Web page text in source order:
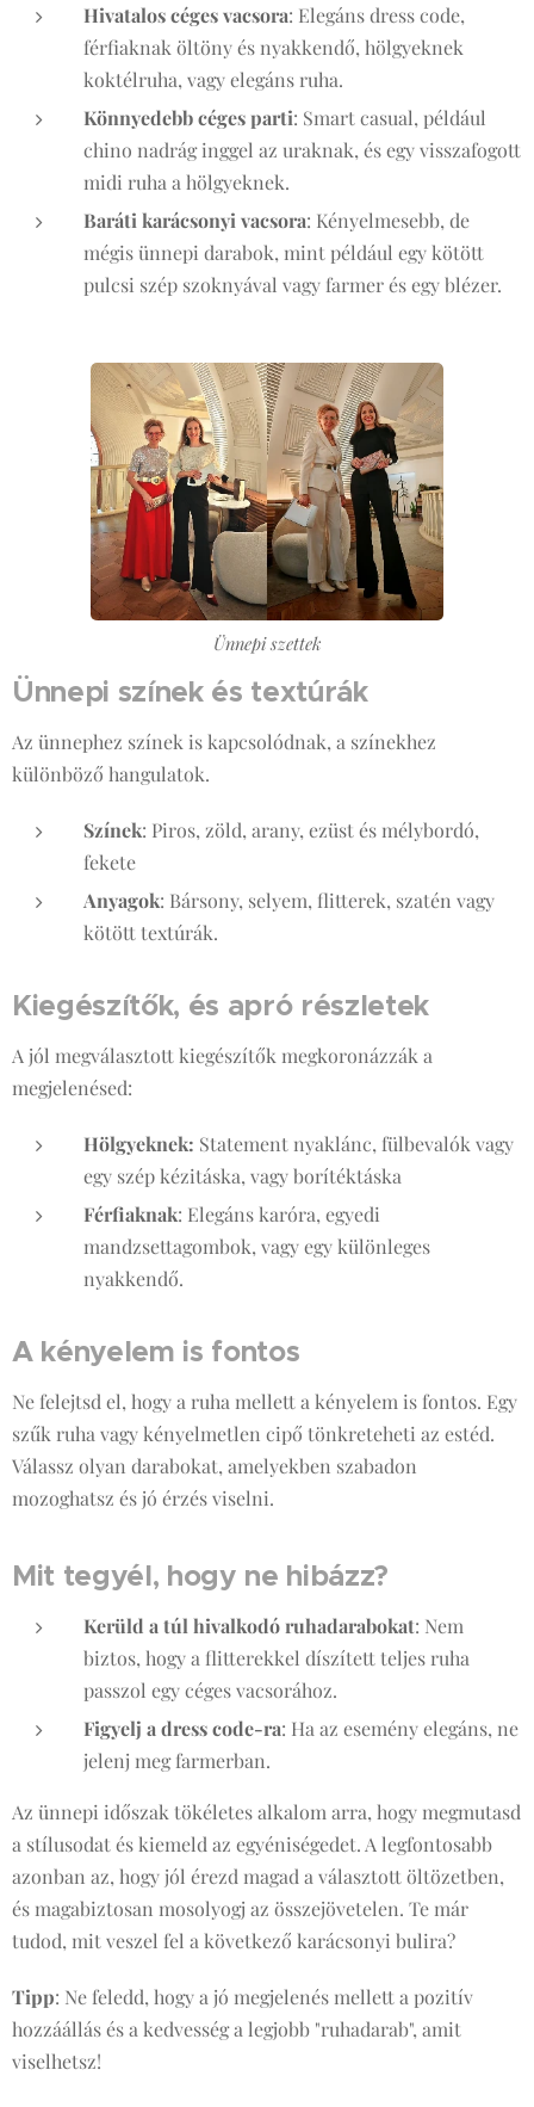
Hivatalos céges vacsora: Elegáns dress code,
férfiaknak öltöny és nyakkendő, hölgyeknek
koktélruha, vagy elegáns ruha.
Könnyedebb céges parti: Smart casual, például
chino nadrág inggel az uraknak, és egy visszafogott
midi ruha a hölgyeknek.
Baráti karácsonyi vacsora: Kényelmesebb, de
mégis ünnepi darabok, mint például egy kötött
pulcsi szép szoknyával vagy farmer és egy blézer.
Ünnepi szettek
Ünnepi színek és textúrák
Az ünnephez színek is kapcsolódnak, a színekhez
különböző hangulatok.
Színek: Piros, zöld, arany, ezüst és mélybordó,
fekete
Anyagok: Bársony, selyem, flitterek, szatén vagy
kötött textúrák.
Kiegészítők, és apró részletek
A jól megválasztott kiegészítők megkoronázzák a
megjelenésed:
Hölgyeknek: Statement nyaklánc, fülbevalók vagy
egy szép kézitáska, vagy borítéktáska
Férfiaknak: Elegáns karóra, egyedi
mandzsettagombok, vagy egy különleges
nyakkendő.
A kényelem is fontos
Ne felejtsd el, hogy a ruha mellett a kényelem is fontos. Egy
szűk ruha vagy kényelmetlen cipő tönkreteheti az estéd.
Válassz olyan darabokat, amelyekben szabadon
mozoghatsz és jó érzés viselni.
Mit tegyél, hogy ne hibázz?
Kerüld a túl hivalkodó ruhadarabokat: Nem
biztos, hogy a flitterekkel díszített teljes ruha
passzol egy céges vacsorához.
Figyelj a dress code-ra: Ha az esemény elegáns, ne
jelenj meg farmerban.
Az ünnepi időszak tökéletes alkalom arra, hogy megmutasd
a stílusodat és kiemeld az egyéniségedet. A legfontosabb
azonban az, hogy jól érezd magad a választott öltözetben,
és magabiztosan mosolyogj az összejövetelen. Te már
tudod, mit veszel fel a következő karácsonyi bulira?
Tipp: Ne feledd, hogy a jó megjelenés mellett a pozitív
hozzáállás és a kedvesség a legjobb "ruhadarab", amit
viselhetsz! 😊